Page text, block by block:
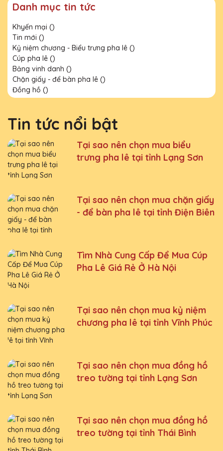
Danh mục tin tức
Khyến mại ()
Tin mới ()
Kỷ niệm chương - Biểu trưng pha lê ()
Cúp pha lê ()
Bảng vinh danh ()
Chặn giấy - để bàn pha lê ()
Đồng hồ ()
Tin tức nổi bật
Tại sao nên chọn mua biểu
trưng pha lê tại tỉnh Lạng Sơn
Tại sao nên chọn mua chặn giấy
- để bàn pha lê tại tỉnh Điện Biên
Tìm Nhà Cung Cấp Để Mua Cúp
Pha Lê Giá Rẻ Ở Hà Nội
Tại sao nên chọn mua kỷ niệm
chương pha lê tại tỉnh Vĩnh Phúc
Tại sao nên chọn mua đồng hồ
treo tường tại tỉnh Lạng Sơn
Tại sao nên chọn mua đồng hồ
treo tường tại tỉnh Thái Bình